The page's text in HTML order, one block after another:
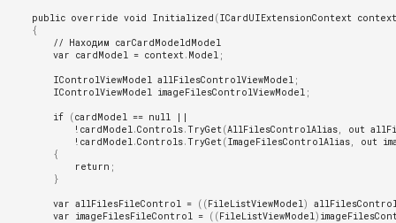
Справочник контрагентов
Отчёты
Мобильное приложение
Создание/Редактирование
Функциональные роли
Подсистема ACL
Работа со справочниками
среде управления
Возможные проблемы
public override void Initialized (ICardUIExtensionContext context
{
// Находим carCardModeldModel
var cardModel = context. Model ;
IControlViewModel allFilesControlViewModel ;
IControlViewModel imageFilesControlViewModel ;
if (cardModel == null
||
! cardModel.Controls.TryGet(AllFilesControlAlias, out
! cardModel.Controls.TryGet(ImageFilesControlAlias, out
{
return ;
}
var allFilesFileControl = ((FileListViewModel)
var imageFilesFileControl = ((FileListViewModel)